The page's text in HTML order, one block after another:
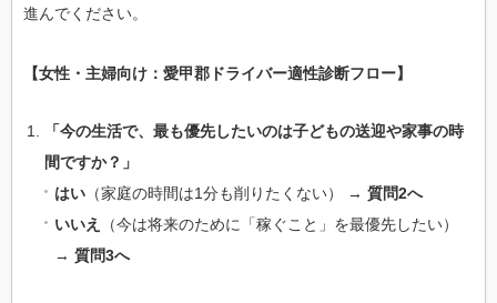
進んでください。
【女性・主婦向け：愛甲郡ドライバー適性診断フロー】
「今の生活で、最も優先したいのは子どもの送迎や家事の時
間ですか？」
はい （家庭の時間は1分も削りたくない） → 質問2へ
いいえ
（今は将来のために「稼ぐこと」を最優先したい）
→ 質問3へ